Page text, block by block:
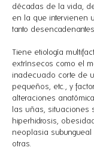
décadas de la vida,
en la que intervienen
tanto
Tiene etiología
extrínsecos como el
inadecuado corte de
pequeños, etc., y
alteraciones
las uñas, situaciones
hiperhidrosis,
neoplasia
otras.